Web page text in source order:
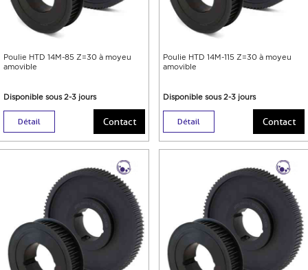
Poulie HTD 14M-85 Z=30 à moyeu
amovible
Disponible sous 2-3 jours
Détail Contact
Poulie HTD 14M-115 Z=30 à moyeu
amovible
Disponible sous 2-3 jours
Détail Contact